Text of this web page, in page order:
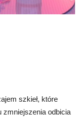
szkieł, które
zmniejszenia odbicia